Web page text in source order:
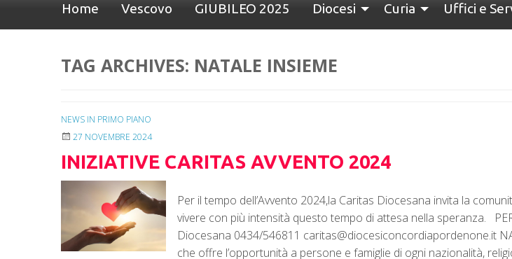
Home Vescovo GIUBILEO 2025 Diocesi Curia Uffici e
TAG ARCHIVES: NATALE INSIEME
NEWS IN PRIMO PIANO
27 NOVEMBRE 2024
INIZIATIVE CARITAS AVVENTO 2024
Per il tempo dell’Avvento 2024,la Caritas Diocesana invita la
vivere con più intensità questo tempo di attesa nella speranza.
Diocesana 0434/546811 caritas@diocesiconcordiapordenone.it
che offre l’opportunità a persone e famiglie di ogni nazionalità,